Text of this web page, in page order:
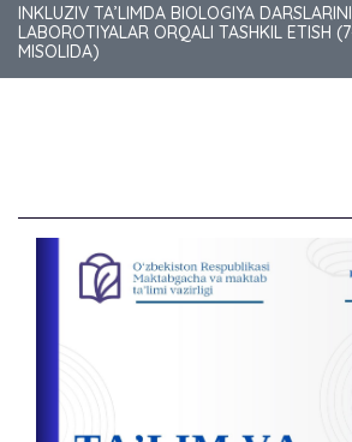
INKLUZIV TA’LIMDA BIOLOGIYA
LABOROTIYALAR ORQALI TASHKIL ETISH
MISOLIDA)